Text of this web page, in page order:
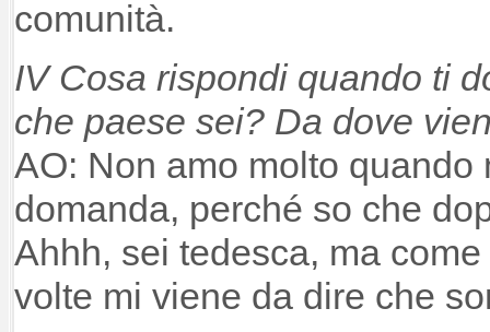
comunità.
IV Cosa rispondi quando ti
che paese sei? Da dove
AO: Non amo molto quando
domanda, perché so che
Ahhh, sei tedesca, ma
volte mi viene da dire che